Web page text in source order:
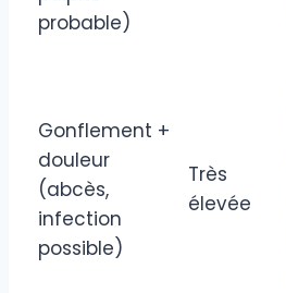
probable)
Gonflement +
douleur
(abcès,
infection
possible)
Très
élevée